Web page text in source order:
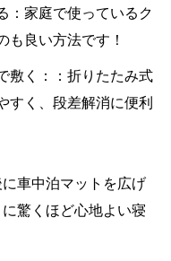
： 家庭で使っているク
も良い方法です！
敷く：
：折りたたみ式
すく、段差解消に便利
車中泊マットを広げ
驚くほど心地よい寝